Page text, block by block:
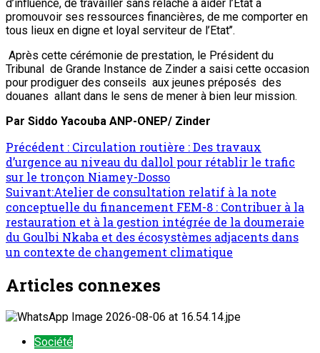
d’influence, de travailler sans relâche à aider l’Etat à
promouvoir ses ressources financières, de me comporter en
tous lieux en digne et loyal serviteur de l’Etat’’.
Après cette cérémonie de prestation, le Président du
Tribunal de Grande Instance de Zinder a saisi cette occasion
pour prodiguer des conseils aux jeunes préposés des
douanes allant dans le sens de mener à bien leur mission.
Par Siddo Yacouba ANP-ONEP/ Zinder
Navigation
d’article
Précédent : Circulation routière : Des travaux
d’urgence au niveau du dallol pour rétablir le trafic
sur le tronçon Niamey-Dosso
Suivant:Atelier de consultation relatif à la note
conceptuelle du financement FEM-8 : Contribuer à la
restauration et à la gestion intégrée de la doumeraie
du Goulbi Nkaba et des écosystèmes adjacents dans
un contexte de changement climatique
Articles connexes
Société